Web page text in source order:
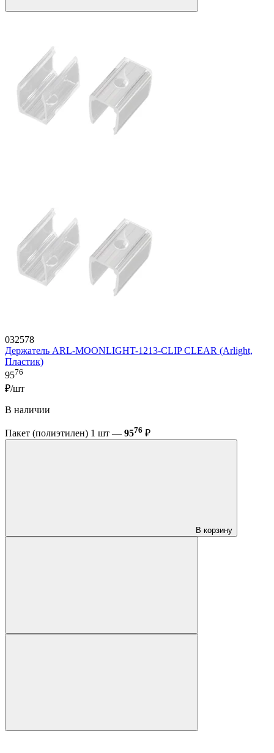
032578
Держатель ARL-MOONLIGHT-1213-CLIP CLEAR (Arlight,
Пластик)
9576
₽/шт
В наличии
Пакет (полиэтилен) 1 шт — 9576 ₽
В корзину